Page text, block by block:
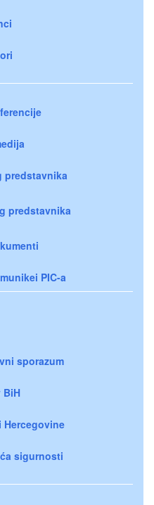
predstavnika
predstavnika
PIC-a
sporazum
BiH
sigurnosti